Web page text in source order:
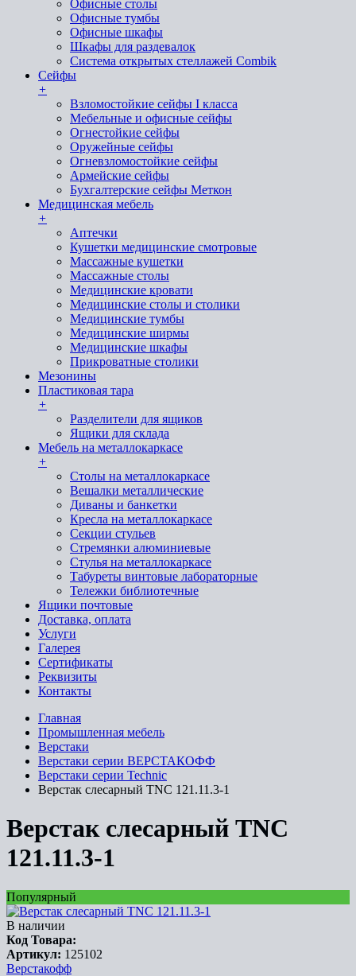
Офисные столы
Офисные тумбы
Офисные шкафы
Шкафы для раздевалок
Система открытых стеллажей Combik
Сейфы
+
Взломостойкие сейфы I класса
Мебельные и офисные сейфы
Огнестойкие сейфы
Оружейные сейфы
Огневзломостойкие сейфы
Армейские сейфы
Бухгалтерские сейфы Меткон
Медицинская мебель
+
Аптечки
Кушетки медицинские смотровые
Массажные кушетки
Массажные столы
Медицинские кровати
Медицинские столы и столики
Медицинские тумбы
Медицинские ширмы
Медицинские шкафы
Прикроватные столики
Мезонины
Пластиковая тара
+
Разделители для ящиков
Ящики для склада
Мебель на металлокаркасе
+
Cтолы на металлокаркасе
Вешалки металлические
Диваны и банкетки
Кресла на металлокаркасе
Секции стульев
Стремянки алюминиевые
Стулья на металлокаркасе
Табуреты винтовые лабораторные
Тележки библиотечные
Ящики почтовые
Доставка, оплата
Услуги
Галерея
Сертификаты
Реквизиты
Контакты
Главная
Промышленная мебель
Верстаки
Верстаки серии ВЕРСТАКОФФ
Верстаки серии Technic
Верстак слесарный TNC 121.11.3-1
Верстак слесарный TNC
121.11.3-1
Популярный
В наличии
Код Товара:
Артикул: 125102
Верстакофф